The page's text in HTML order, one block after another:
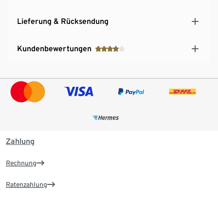
Lieferung & Rücksendung
Kundenbewertungen
Zahlung
Rechnung
Ratenzahlung